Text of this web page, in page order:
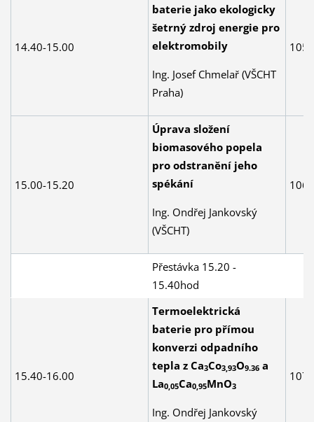
14.40-15.00
baterie jako ekologicky
šetrný zdroj energie pro
elektromobily
Ing. Josef Chmelař (VŠCHT
Praha)
105
15.00-15.20
Úprava složení
biomasového popela
pro odstranění jeho
spékání
Ing. Ondřej Jankovský
(VŠCHT)
106
Přestávka 15.20 -
15.40hod
15.40-16.00
Termoelektrická
baterie pro přímou
konverzi odpadního
tepla z Ca3Co3,93O9.36a
La0,05Ca0,95MnO3
Ing. Ondřej Jankovský
107